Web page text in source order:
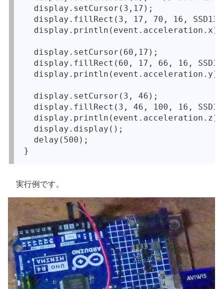
  display.setCursor(3,17);
display.fillRect(3, 17, 70, 16,
  display.println(event.acceleration.x);
  display.setCursor(60,17);
display.fillRect(60, 17, 66, 16,
  display.println(event.acceleration.y);
  display.setCursor(3, 46);
display.fillRect(3, 46, 100, 16,
  display.println(event.acceleration.z);
  display.display();
  delay(500);
実行例です。